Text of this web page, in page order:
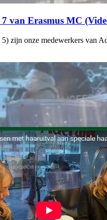
van Erasmus MC
zijn onze medewerkers van